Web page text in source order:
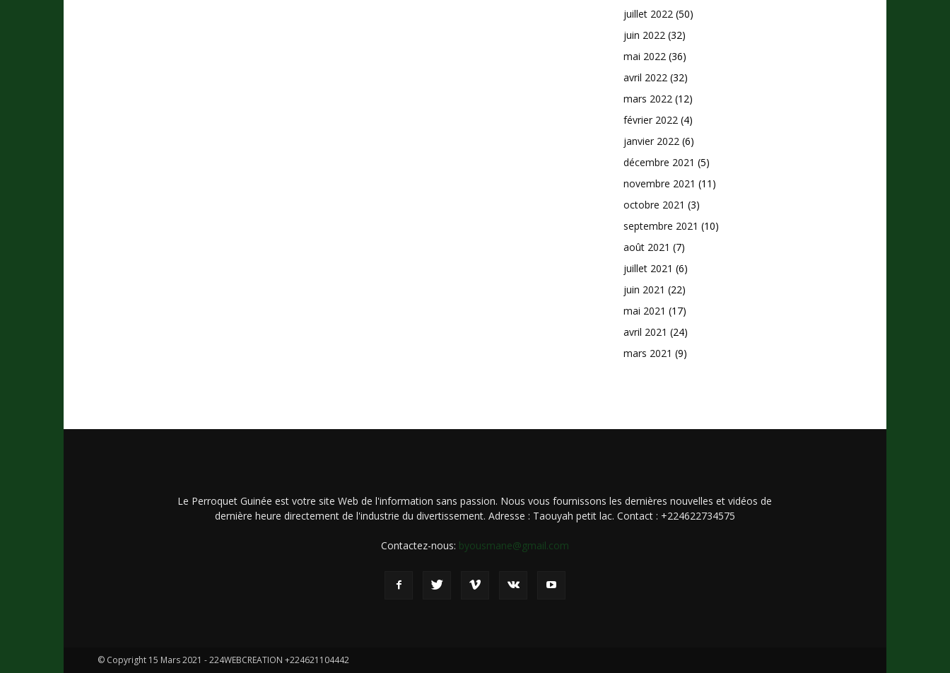
juillet 2022 (50)
juin 2022 (32)
mai 2022 (36)
avril 2022 (32)
mars 2022 (12)
février 2022 (4)
janvier 2022 (6)
décembre 2021 (5)
novembre 2021 (11)
octobre 2021 (3)
septembre 2021 (10)
août 2021 (7)
juillet 2021 (6)
juin 2021 (22)
mai 2021 (17)
avril 2021 (24)
mars 2021 (9)
Le Perroquet Guinée est votre site Web de l'information sans passion. Nous vous fournissons les dernières nouvelles et vidéos de
dernière heure directement de l'industrie du divertissement. Adresse : Taouyah petit lac. Contact : +224622734575
Contactez-nous: byousmane@gmail.com
© Copyright 15 Mars 2021 - 224WEBCREATION +224621104442